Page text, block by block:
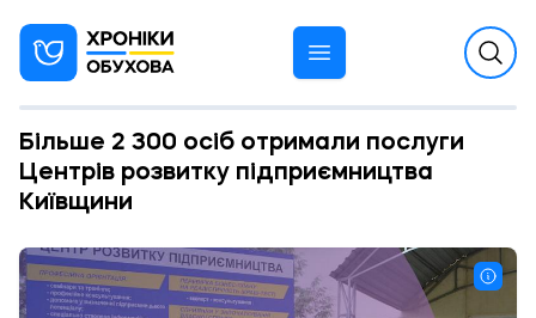
Більше 2 300 осіб отримали послуги
Центрів розвитку підприємництва
Київщини